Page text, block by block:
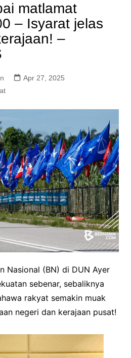
matlamat
– Isyarat jelas
–
Apr 27, 2025
Nasional (BN) di DUN Ayer
sebenar, sebaliknya
rakyat semakin muak
negeri dan kerajaan pusat!